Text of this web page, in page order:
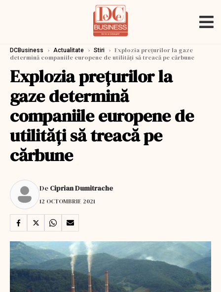
DCBusiness › Actualitate › Stiri › Explozia prețurilor la gaze
determină companiile europene de utilităţi să treacă pe cărbune
Explozia prețurilor la
gaze determină
companiile europene de
utilităţi să treacă pe
cărbune
De Ciprian Dumitrache
12 OCTOMBRIE 2021